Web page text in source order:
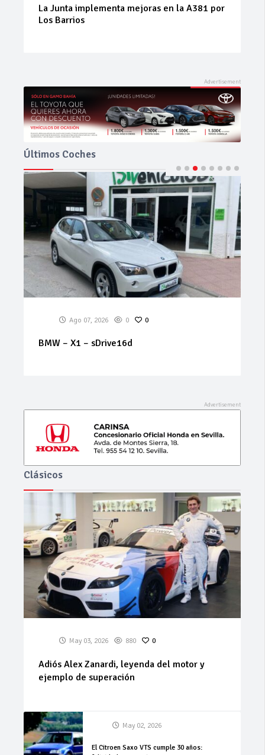
implementa mejoras en la A381 por
Prueba
Últimos Coches
0 0
– X1 – sDrive16d
Clásicos
May 03, 2026 880 0
Adiós Alex Zanardi, leyenda del motor y
ejemplo de superación
May 02, 2026
El Citroen Saxo VTS cumple 30 años: